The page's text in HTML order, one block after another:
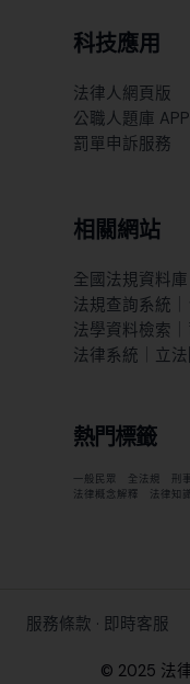
科技應用
法律人網頁版
公職人題庫 APP
罰單申訴服務
相關網站
全國法規資料
法規查詢系統
法學資料檢索
法律系統｜立
熱門標籤
一般民眾 全法規 刑
法律概念解釋
法律知
服務條款 · 即時客服
© 2025 法